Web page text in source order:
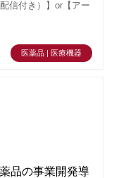
信付き）】or【アー
医薬品 | 医療機器
品の事業開発導